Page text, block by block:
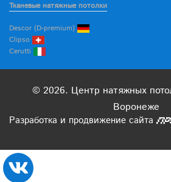
Тканевые натяжные потолки
Descor (D-premium)
Clipso
Cerutti
© 2026. Центр натяжных
Воронеже
Разработка и продвижение сайта